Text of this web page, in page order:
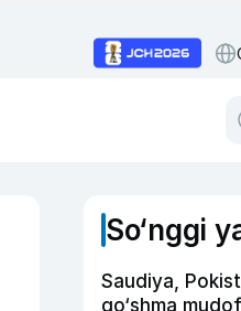
So‘nggi
Saudiya,
qo‘shma